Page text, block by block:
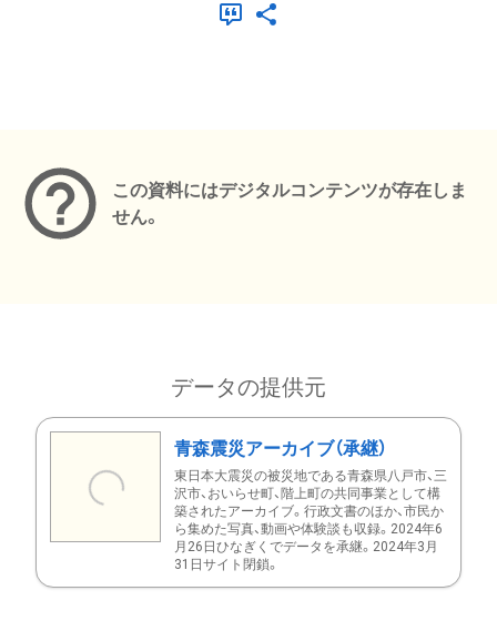
この資料にはデジタルコンテンツが存在しま
せん。
データの提供元
青森震災アーカイブ（承継）
東日本大震災の被災地である青森県八戸市、三
沢市、おいらせ町、階上町の共同事業として構
築されたアーカイブ。行政文書のほか、市民か
ら集めた写真、動画や体験談も収録。2024年6
月26日ひなぎくでデータを承継。2024年3月
31日サイト閉鎖。